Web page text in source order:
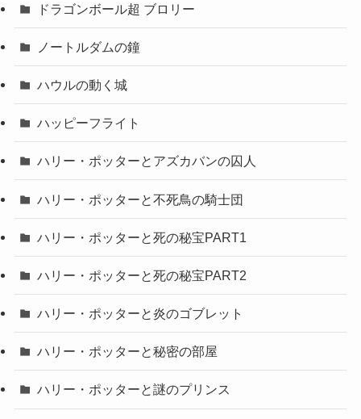
ドラゴンボール超 ブロリー
ノートルダムの鐘
ハウルの動く城
ハッピーフライト
ハリー・ポッターとアズカバンの囚人
ハリー・ポッターと不死鳥の騎士団
ハリー・ポッターと死の秘宝PART1
ハリー・ポッターと死の秘宝PART2
ハリー・ポッターと炎のゴブレット
ハリー・ポッターと秘密の部屋
ハリー・ポッターと謎のプリンス